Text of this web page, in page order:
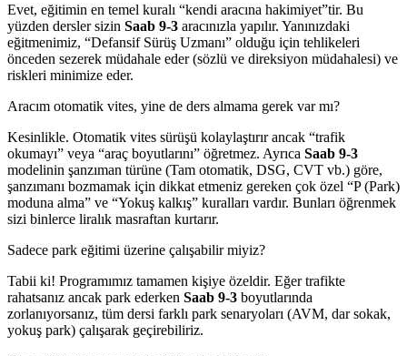
Evet, eğitimin en temel kuralı “kendi aracına hakimiyet”tir. Bu
yüzden dersler sizin Saab 9-3 aracınızla yapılır. Yanınızdaki
eğitmenimiz, “Defansif Sürüş Uzmanı” olduğu için tehlikeleri
önceden sezerek müdahale eder (sözlü ve direksiyon müdahalesi) ve
riskleri minimize eder.
Aracım otomatik vites, yine de ders almama gerek var mı?
Kesinlikle. Otomatik vites sürüşü kolaylaştırır ancak “trafik
okumayı” veya “araç boyutlarını” öğretmez. Ayrıca Saab 9-3
modelinin şanzıman türüne (Tam otomatik, DSG, CVT vb.) göre,
şanzımanı bozmamak için dikkat etmeniz gereken çok özel “P (Park)
moduna alma” ve “Yokuş kalkış” kuralları vardır. Bunları öğrenmek
sizi binlerce liralık masraftan kurtarır.
Sadece park eğitimi üzerine çalışabilir miyiz?
Tabii ki! Programımız tamamen kişiye özeldir. Eğer trafikte
rahatsanız ancak park ederken Saab 9-3 boyutlarında
zorlanıyorsanız, tüm dersi farklı park senaryoları (AVM, dar sokak,
yokuş park) çalışarak geçirebiliriz.